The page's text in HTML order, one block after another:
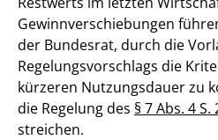
Gewinnverschiebungen
der Bundesrat, durch die
Regelungsvorschlags die
kürzeren Nutzungsdauer zu
die Regelung des § 7 Abs. 4 S.
streichen.